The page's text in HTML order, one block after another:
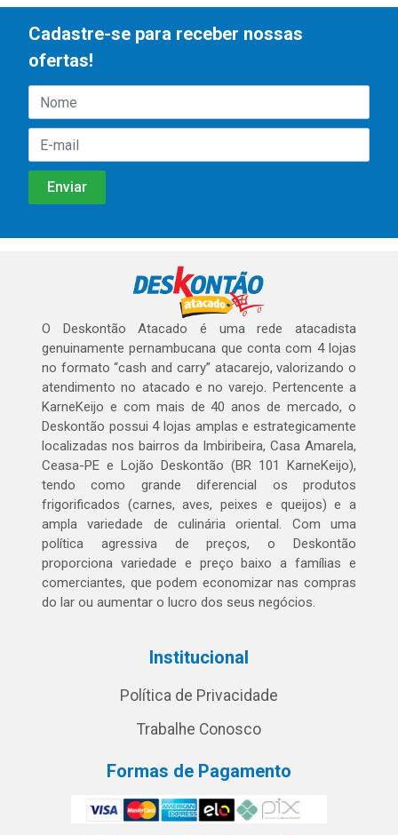
Cadastre-se para receber nossas
ofertas!
O Deskontão Atacado é uma rede atacadista
genuinamente pernambucana que conta com 4 lojas
no formato “cash and carry” atacarejo, valorizando o
atendimento no atacado e no varejo. Pertencente a
KarneKeijo e com mais de 40 anos de mercado, o
Deskontão possui 4 lojas amplas e estrategicamente
localizadas nos bairros da Imbiribeira, Casa Amarela,
Ceasa-PE e Lojão Deskontão (BR 101 KarneKeijo),
tendo como grande diferencial os produtos
frigorificados (carnes, aves, peixes e queijos) e a
ampla variedade de culinária oriental. Com uma
política agressiva de preços, o Deskontão
proporciona variedade e preço baixo a famílias e
comerciantes, que podem economizar nas compras
do lar ou aumentar o lucro dos seus negócios.
Institucional
Política de Privacidade
Trabalhe Conosco
Formas de Pagamento